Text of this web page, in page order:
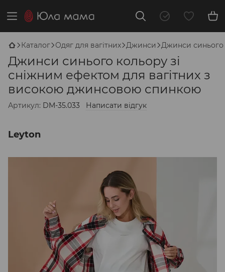
Каталог Одяг для вагітних Джинси Джинси синього
Джинси синього кольору зі
сніжним ефектом для вагітних з
високою джинсовою спинкою
Артикул: DM-35.033 Написати відгук
Leyton